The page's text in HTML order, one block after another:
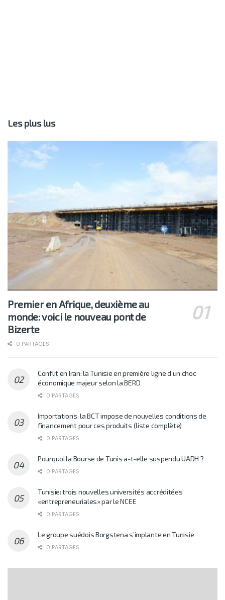
Les plus lus
Premier en Afrique, deuxième au
monde: voici le nouveau pont de
Bizerte
0 PARTAGES
Conflit en Iran: la Tunisie en première ligne d’un choc
économique majeur selon la BERD
0 PARTAGES
Importations: la BCT impose de nouvelles conditions de
financement pour ces produits (liste complète)
0 PARTAGES
Pourquoi la Bourse de Tunis a-t-elle suspendu UADH ?
0 PARTAGES
Tunisie: trois nouvelles universités accréditées
«entrepreneuriales» par le NCEE
0 PARTAGES
Le groupe suédois Borgstena s’implante en Tunisie
0 PARTAGES